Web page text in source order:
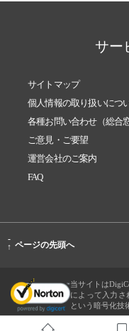
サー
サイトマップ
個人情報の取り扱いにつ
各種お問い合わせ（総合
ご意見・ご要望
運営会社のご案内
FAQ
-
↑ ページの先頭へ
当サイトは
によって入力さ
という暗号化技